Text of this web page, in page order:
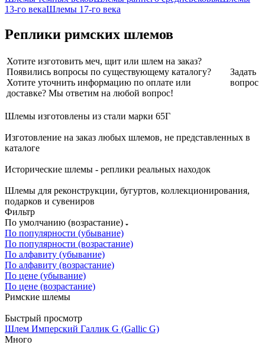
13-го векаШлемы 17-го века
Реплики римских шлемов
Хотите изготовить меч, щит или шлем на заказ?
Появились вопросы по существующему каталогу?
Хотите уточнить информацию по оплате или
доставке? Мы ответим на любой вопрос!
Задать
вопрос
Шлемы изготовлены из стали марки 65Г
Изготовление на заказ любых шлемов, не представленных в
каталоге
Исторические шлемы - реплики реальных находок
Шлемы для реконструкции, бугуртов, коллекционирования,
подарков и сувениров
Фильтр
По умолчанию (возрастание)
По популярности (убывание)
По популярности (возрастание)
По алфавиту (убывание)
По алфавиту (возрастание)
По цене (убывание)
По цене (возрастание)
Римские шлемы
Быстрый просмотр
Шлем Имперский Галлик G (Gallic G)
Много